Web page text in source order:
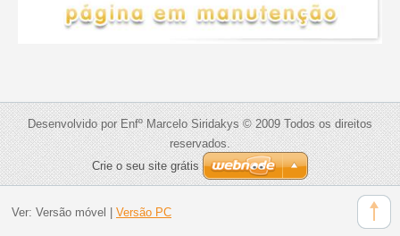
Desenvolvido por Enfº Marcelo Siridakys © 2009 Todos os direitos
reservados.
Crie o seu site grátis
Ver: Versão móvel Versão PC